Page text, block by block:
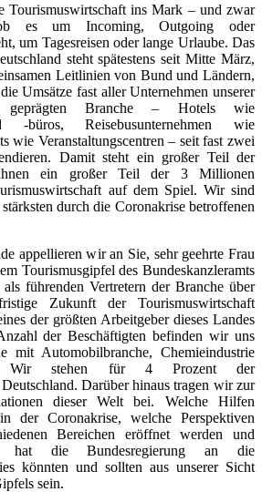
Tourismuswirtschaft ins Mark – und zwar
es um Incoming, Outgoing oder
um Tagesreisen oder lange Urlaube. Das
steht spätestens seit Mitte März,
Leitlinien von Bund und Ländern,
Umsätze fast aller Unternehmen unserer
geprägten Branche – Hotels wie
-büros, Reisebusunternehmen wie
wie Veranstaltungscentren – seit fast zwei
Damit steht ein großer Teil der
ein großer Teil der 3 Millionen
auf dem Spiel. Wir sind
durch die Coronakrise betroffenen
appellieren wir an Sie, sehr geehrte Frau
Tourismusgipfel des Bundeskanzleramts
führenden Vertretern der Branche über
Zukunft der Tourismuswirtschaft
der größten Arbeitgeber dieses Landes
der Beschäftigten befinden wir uns
mit Automobilbranche, Chemieindustrie
Wir stehen für 4 Prozent der
Darüber hinaus tragen wir zur
dieser Welt bei. Welche Hilfen
der Coronakrise, welche Perspektiven
Bereichen eröffnet werden und
hat die Bundesregierung an die
könnten und sollten aus unserer Sicht
sein.